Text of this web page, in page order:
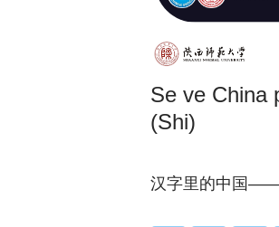
Se ve China
(Shi)
汉字里的中国